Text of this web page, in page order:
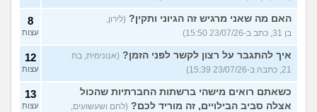
האם מה שאני מרגיש זה הגיוני ותקין? (לירון,
בן 31, כתב ב-23/07/26 15:50)
8
עצות
איך להתגבר על רצון לקשר לפני הזמן? (אנונימית, בת
21, כתבה ב-23/07/26 15:39)
12
עצות
כשאתם רואים מישהי ברשתות החברתיות שהכול
אצלה סביב הבילויים, זה מוריד לכם? (לחם ושעשועים,
13
עצות